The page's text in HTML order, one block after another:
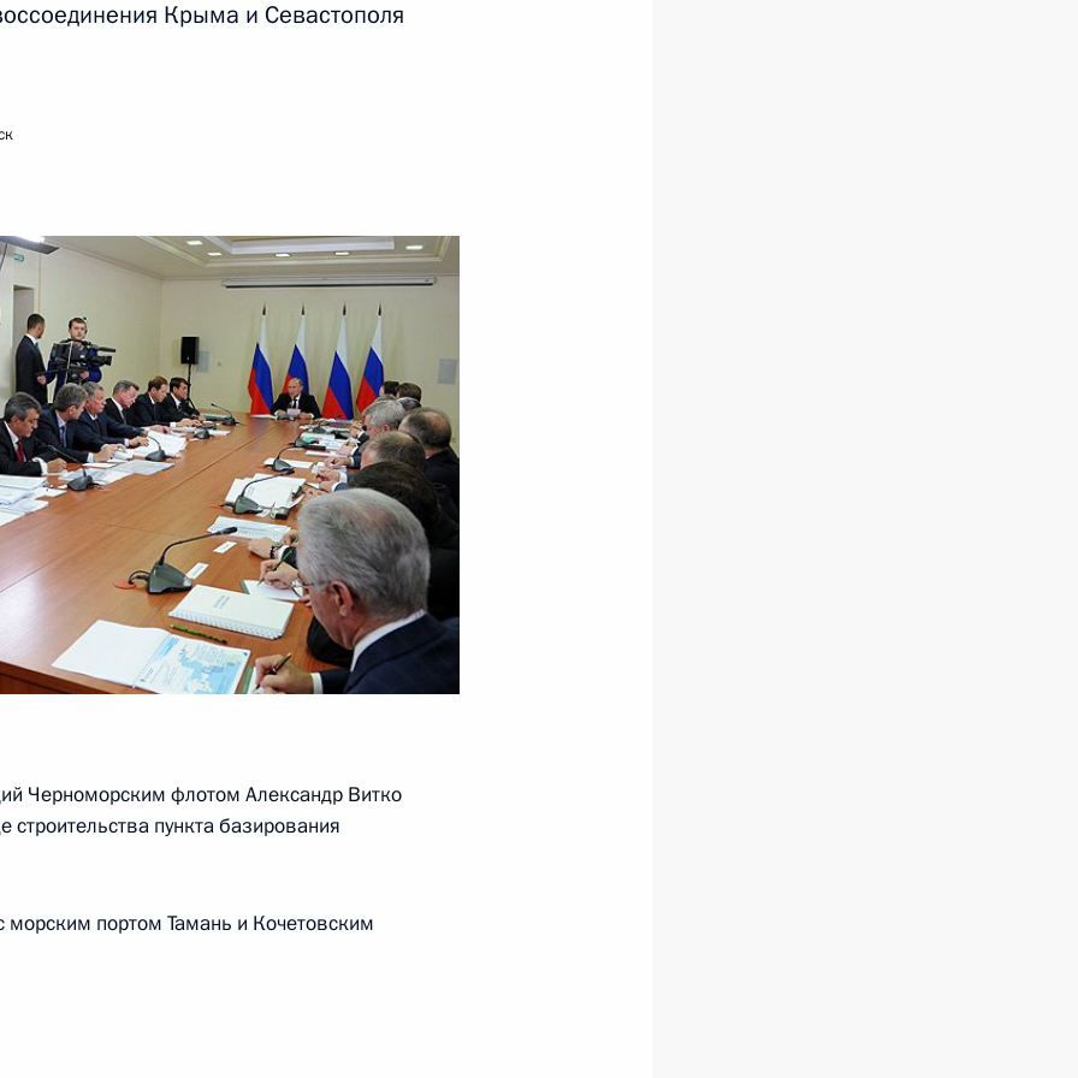
– участников IV
составе
1
– участников IV
1
Черноморского бассейна
Крыма и Севастополя
Черноморским флотом Александр Витко
строительства пункта базирования
портом Тамань и Кочетовским